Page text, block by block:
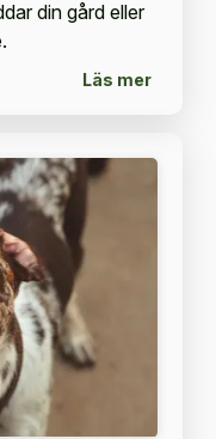
din gård eller
Läs mer